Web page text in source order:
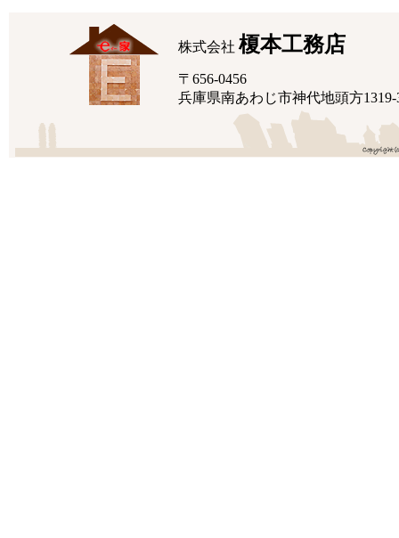
株式会社 榎本工務店
〒656-0456
兵庫県南あわじ市神代地頭方1319-